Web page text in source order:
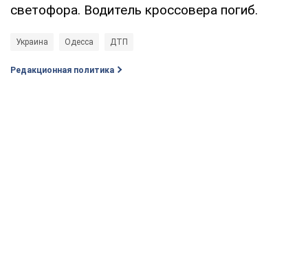
светофора. Водитель кроссовера погиб.
Украина Одесса ДТП
Редакционная политика